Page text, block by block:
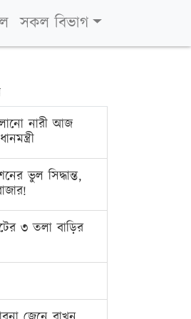
সকল বিভাগ
নারী আজ
ভুল সিদ্ধান্ত,
৩ তলা বাড়ির